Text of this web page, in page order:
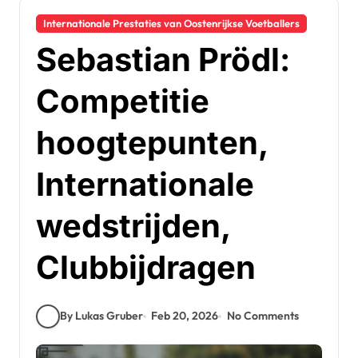
Internationale Prestaties van Oostenrijkse Voetballers
Sebastian Prödl:
Competitie
hoogtepunten,
Internationale
wedstrijden,
Clubbijdragen
By Lukas Gruber Feb 20, 2026 No Comments